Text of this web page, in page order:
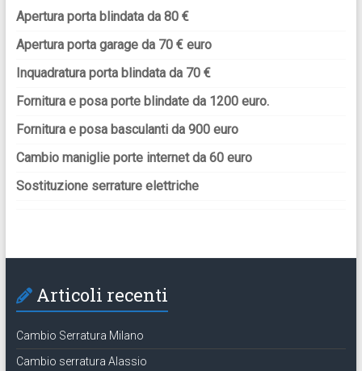
Apertura porta blindata da 80 €
Apertura porta garage da 70 € euro
Inquadratura porta blindata da 70 €
Fornitura e posa porte blindate da 1200 euro.
Fornitura e posa basculanti da 900 euro
Cambio maniglie porte internet da 60 euro
Sostituzione serrature elettriche
Articoli recenti
Cambio Serratura Milano
Cambio serratura Alassio